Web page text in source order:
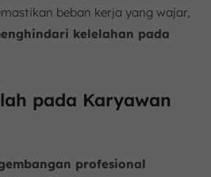
beban kerja yang wajar,
kelelahan pada
pada Karyawan
profesional